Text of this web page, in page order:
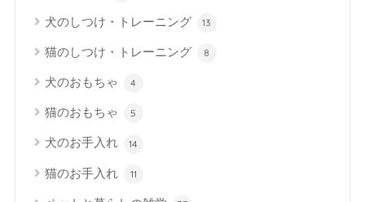
犬のしつけ・トレーニング 13
猫のしつけ・トレーニング 8
犬のおもちゃ 4
猫のおもちゃ 5
犬のお手入れ 14
猫のお手入れ 11